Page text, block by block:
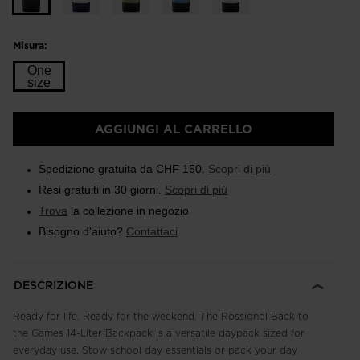
Misura:
One
size
selected
AGGIUNGI AL CARRELLO
Spedizione gratuita da CHF 150. Scopri di più
Resi gratuiti in 30 giorni. Scopri di più
Trova la collezione in negozio
Bisogno d'aiuto? Contattaci
DESCRIZIONE
Ready for life. Ready for the weekend. The Rossignol Back to
the Games 14-Liter Backpack is a versatile daypack sized for
everyday use. Stow school day essentials or pack your day